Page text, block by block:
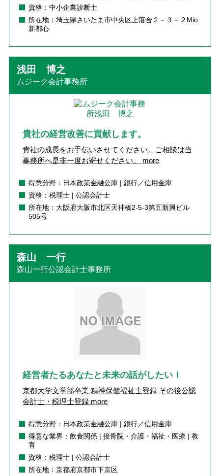
資格：中小企業診断士
所在地：埼玉県さいたま市中央区上落合２－３－２Mio
新都心
浅田 博之
ムジーク会計事務所
貴社の経営改善に貢献します。
貴社の成長をお手伝いさせてください。ご相談は当
事務所へ是非一度お寄せください。 more
得意分野：日本政策金融公庫 | 銀行／信用金庫
資格：税理士 | 公認会計士
所在地：大阪府大阪市北区天神橋2-5-3第五新興ビル
505号
森山 一行
森山一行公認会計士事務所
経営者たるあなたと未来の話がしたい！
京都大学文学部卒業 精神保健福祉士登録 その後公認
会計士・税理士登録 more
得意分野：日本政策金融公庫 | 銀行／信用金庫
得意な業界：飲食関係 | 接骨院・介護・福祉・医療 | 教
育
資格：税理士 | 公認会計士
所在地：京都府京都市下京区